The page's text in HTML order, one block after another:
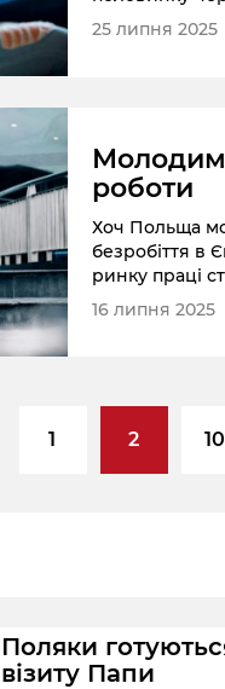
25 липня 2025
Молодим
роботи
Хоч Польща
безробіття в
ринку праці
16 липня 2025
1 2 10
Поляки
візиту Папи